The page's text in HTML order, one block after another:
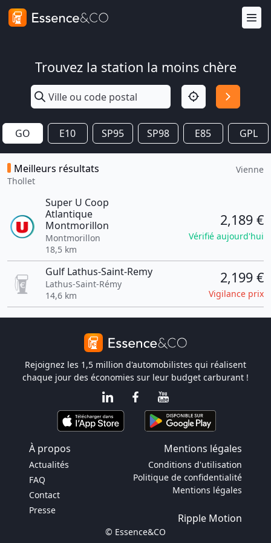
Trouvez la station la moins chère
GO E10 SP95 SP98 E85 GPL
Meilleurs résultats
Thollet
Vienne
Super U Coop
Atlantique
Montmorillon
Montmorillon
18,5 km
2,189 €
Vérifié aujourd'hui
Gulf Lathus-Saint-Remy
Lathus-Saint-Rémy
14,6 km
2,199 €
Vigilance prix
Rejoignez les 1,5 million d'automobilistes qui réalisent
chaque jour des économies sur leur budget carburant !
À propos Mentions légales
Actualités
FAQ
Contact
Presse
Conditions d'utilisation
Politique de confidentialité
Mentions légales
Ripple Motion
© Essence&CO